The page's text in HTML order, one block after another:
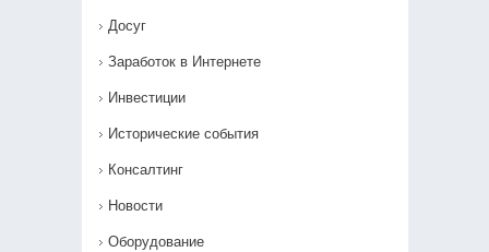
Досуг
Заработок в Интернете
Инвестиции
Исторические события
Консалтинг
Новости
Оборудование